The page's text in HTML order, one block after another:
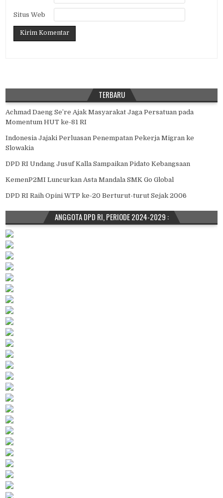
Situs Web
TERBARU
Achmad Daeng Se’re Ajak Masyarakat Jaga Persatuan pada
Momentum HUT ke-81 RI
Indonesia Jajaki Perluasan Penempatan Pekerja Migran ke
Slowakia
DPD RI Undang Jusuf Kalla Sampaikan Pidato Kebangsaan
KemenP2MI Luncurkan Asta Mandala SMK Go Global
DPD RI Raih Opini WTP ke-20 Berturut-turut Sejak 2006
ANGGOTA DPD RI, PERIODE 2024-2029 :